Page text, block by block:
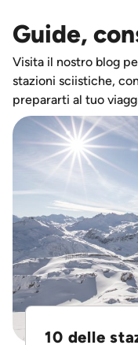
Guide,
Visita il nostro blog
stazioni sciistiche,
prepararti al tuo
10 delle